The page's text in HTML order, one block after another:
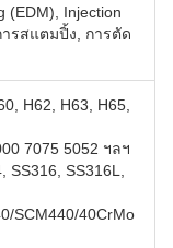
(EDM), Injection
รสแตมปิ้ง, การตัด
H62, H63, H65,
7075 5052 ฯลฯ
SS316L,
SCM440/40CrMo